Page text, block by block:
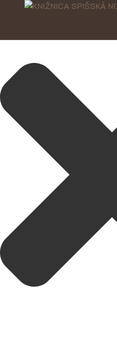
Spravovať Súhlas